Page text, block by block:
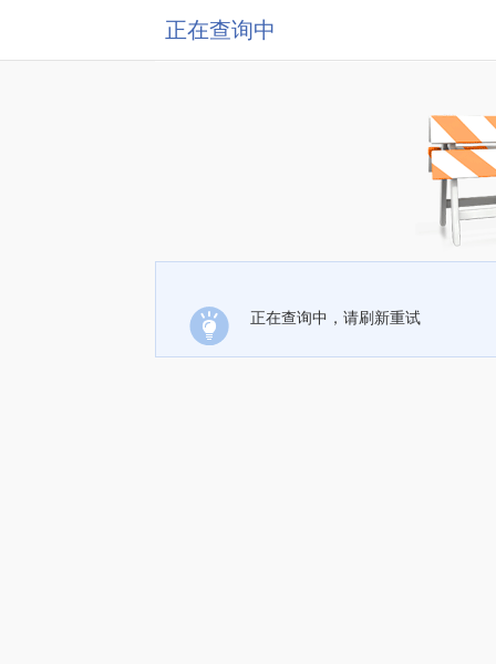
正在查询中
正在查询中，请刷新重试